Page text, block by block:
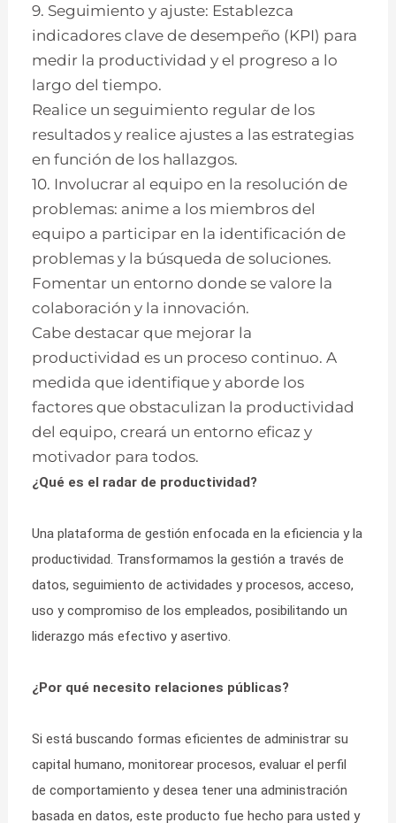
9. Seguimiento y ajuste: Establezca
indicadores clave de desempeño (KPI) para
medir la productividad y el progreso a lo
largo del tiempo.
Realice un seguimiento regular de los
resultados y realice ajustes a las estrategias
en función de los hallazgos.
10. Involucrar al equipo en la resolución de
problemas: anime a los miembros del
equipo a participar en la identificación de
problemas y la búsqueda de soluciones.
Fomentar un entorno donde se valore la
colaboración y la innovación.
Cabe destacar que mejorar la
productividad es un proceso continuo. A
medida que identifique y aborde los
factores que obstaculizan la productividad
del equipo, creará un entorno eficaz y
motivador para todos.
¿Qué es el radar de productividad?
Una plataforma de gestión enfocada en la eficiencia y la
productividad. Transformamos la gestión a través de
datos, seguimiento de actividades y procesos, acceso,
uso y compromiso de los empleados, posibilitando un
liderazgo más efectivo y asertivo.
¿Por qué necesito relaciones públicas?
Si está buscando formas eficientes de administrar su
capital humano, monitorear procesos, evaluar el perfil
de comportamiento y desea tener una administración
basada en datos, este producto fue hecho para usted y